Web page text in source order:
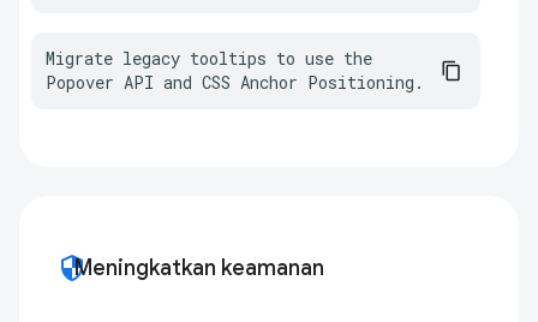
Migrate legacy tooltips to use the
Popover API and CSS Anchor Positioning.
securityMeningkatkan keamanan